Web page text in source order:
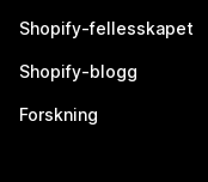
Shopify-fellesskapet
Shopify-blogg
Forskning